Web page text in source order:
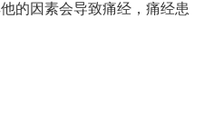
的因素会导致痛经，痛经患